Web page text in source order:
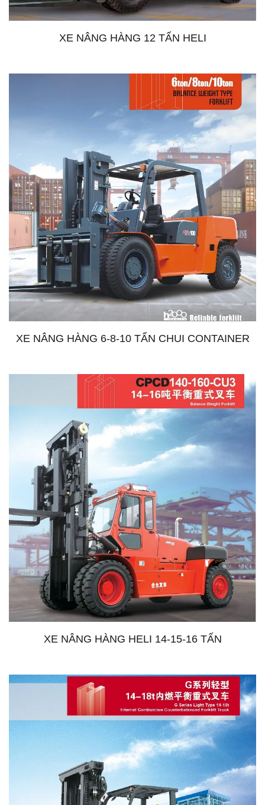
XE NÂNG HÀNG 12 TẤN HELI
XE NÂNG HÀNG 6-8-10 TẤN CHUI CONTAINER
XE NÂNG HÀNG HELI 14-15-16 TẤN